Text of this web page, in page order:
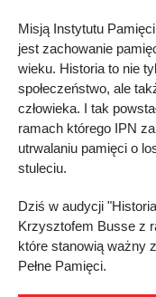
Misją Instytutu
jest zachowanie
wieku. Historia to nie
społeczeństwo, ale
człowieka. I tak
ramach którego IPN
utrwalaniu pamięci o
stuleciu.
Dziś w audycji
Krzysztofem Busse z
które stanowią ważny
Pełne Pamięci.